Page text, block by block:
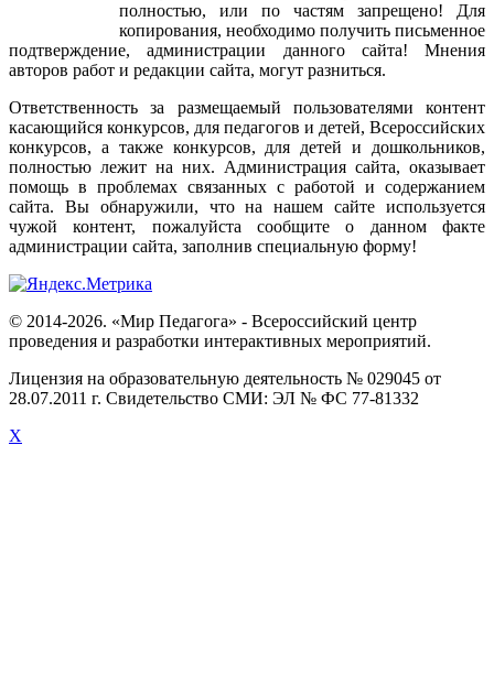
полностью, или по частям запрещено! Для
копирования, необходимо получить письменное
подтверждение,администрации данного сайта! Мнения
авторов работ и редакции сайта, могут разниться.
Ответственность
за размещаемый пользователями
контент
касающийся конкурсов, для педагогов и детей, Всероссийских
конкурсов, а также конкурсов,для детей и дошкольников,
полностью лежит на них. Администрация сайта, оказывает
помощь в проблемах связанных с работой и содержанием
сайта. Вы обнаружили, что на нашем сайте используется
чужой
контент, пожалуйста сообщите о данном
факте
администрации сайта, заполнив специальную форму!
© 2014-2026. «Мир Педагога» - Всероссийский центр
проведения и разработки интерактивных мероприятий.
Лицензия на образовательную деятельность № 029045 от
28.07.2011 г. Свидетельство СМИ: ЭЛ № ФС 77-81332
X